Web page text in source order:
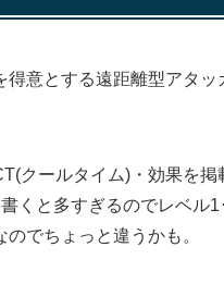
得意とする遠距離型アタッ
クールタイム)・効果を掲
くと多すぎるのでレベル
でちょっと違うかも。